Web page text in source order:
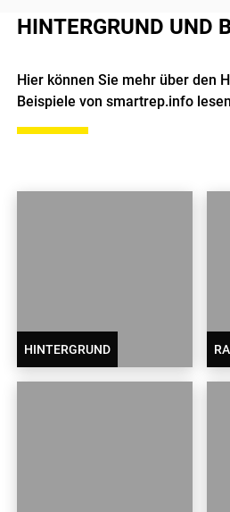
HINTERGRUND UND
Hier können Sie mehr über den
Beispiele von smartrep.info
HINTERGRUND